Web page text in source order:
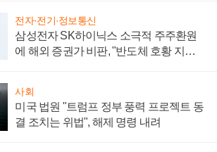
전자·전기·정보통신
삼성전자 SK하이닉스 소극적 주주환원
에 해외 증권가 비판, "반도체 호황 지속
사회
미국 법원 "트럼프 정부 풍력 프로젝트 동
결 조치는 위법", 해제 명령 내려